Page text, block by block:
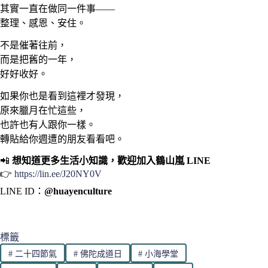
其實一直在做同一件事——
整理、感恩、安住。
不是催著往前，
而是把舊的一年，
好好收好。
如果你也是看到這裡才發現，
原來臘月在忙這些，
也許也有人跟你一樣。
轉貼給你週遭的朋友看看吧。
📲 想知道更多生活小知識，歡迎加入鶴山嵐 LINE
👉 https://lin.ee/J20NY0V
LINE ID： @huayenculture
標籤
#二十四節氣 #佛陀成道日 # 小海學堂